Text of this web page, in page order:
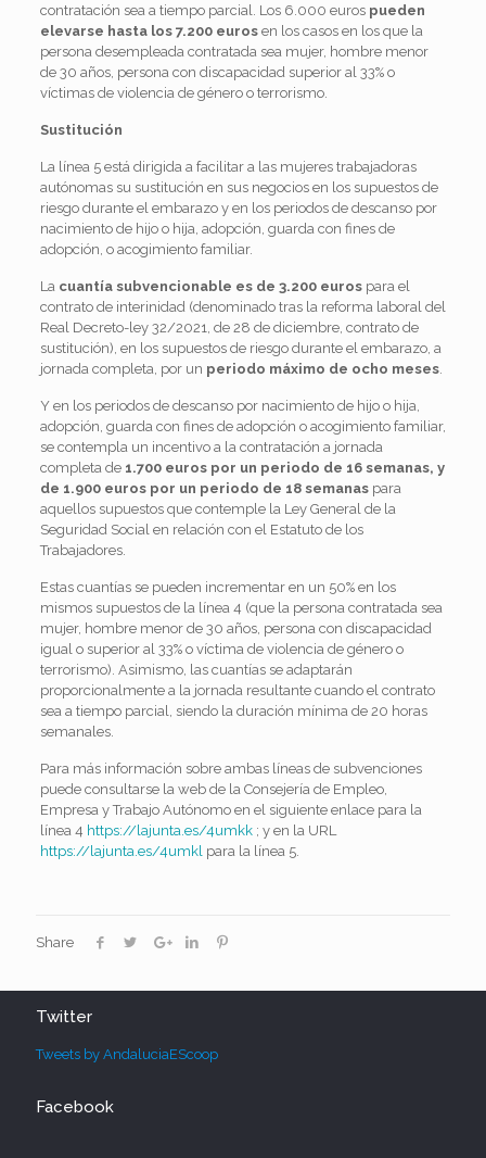
contratación sea a tiempo parcial. Los 6.000 euros pueden
elevarse hasta los 7.200 eurosen los casos en los que la
persona desempleada contratada sea mujer, hombre menor
de 30 años, persona con discapacidad superior al 33% o
víctimas de violencia de género o terrorismo.
Sustitución
La línea 5 está dirigida a facilitar a las mujeres trabajadoras
autónomas su sustitución en sus negocios en los supuestos de
riesgo durante el embarazo y en los periodos de descanso por
nacimiento de hijo o hija, adopción, guarda con fines de
adopción, o acogimiento familiar.
La cuantía subvencionable es de 3.200 eurospara el
contrato de interinidad (denominado tras la reforma laboral del
Real Decreto-ley 32/2021, de 28 de diciembre, contrato de
sustitución), en los supuestos de riesgo durante el embarazo, a
jornada completa, por un periodo máximo de ocho meses.
Y en los periodos de descanso por nacimiento de hijo o hija,
adopción, guarda con fines de adopción o acogimiento familiar,
se contempla un incentivo a la contratación a jornada
completa de 1.700 euros por un periodo de 16 semanas, y
de 1.900 euros por un periodo de 18 semanaspara
aquellos supuestos que contemple la Ley General de la
Seguridad Social en relación con el Estatuto de los
Trabajadores.
Estas cuantías se pueden incrementar en un 50% en los
mismos supuestos de la línea 4 (que la persona contratada sea
mujer, hombre menor de 30 años, persona con discapacidad
igual o superior al 33% o víctima de violencia de género o
terrorismo). Asimismo, las cuantías se adaptarán
proporcionalmente a la jornada resultante cuando el contrato
sea a tiempo parcial, siendo la duración mínima de 20 horas
semanales.
Para más información sobre ambas líneas de subvenciones
puede consultarse la web de la Consejería de Empleo,
Empresa y Trabajo Autónomo en el siguiente enlace para la
línea 4 https://lajunta.es/4umkk; y en la URL
https://lajunta.es/4umkl para la línea 5.
Share
Twitter
Tweets by AndaluciaEScoop
Facebook